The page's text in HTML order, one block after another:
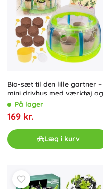
Bio-sæt til den lille gartner –
mini drivhus med værktøj og
frø til dyrkning af planter
På lager
169 kr.
Læg i kurv